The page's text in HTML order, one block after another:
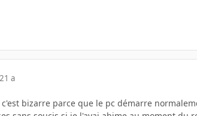
21 a
c'est bizarre parce que le pc démarre